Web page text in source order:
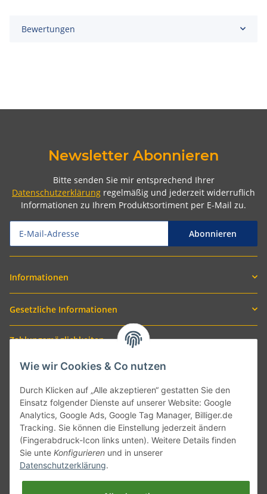
Bewertungen
Newsletter Abonnieren
Bitte senden Sie mir entsprechend Ihrer
Datenschutzerklärung regelmäßig und jederzeit widerruflich
Informationen zu Ihrem Produktsortiment per E-Mail zu.
Abonnieren
Informationen
Gesetzliche Informationen
Zahlungsmöglichkeiten
Versand mit
Wie wir Cookies & Co nutzen
Durch Klicken auf „Alle akzeptieren“ gestatten Sie den
Einsatz folgender Dienste auf unserer Website: Google
Analytics, Google Ads, Google Tag Manager, Billiger.de
Tracking. Sie können die Einstellung jederzeit ändern
(Fingerabdruck-Icon links unten). Weitere Details finden
Sie unte Konfigurieren und in unserer
Datenschutzerklärung.